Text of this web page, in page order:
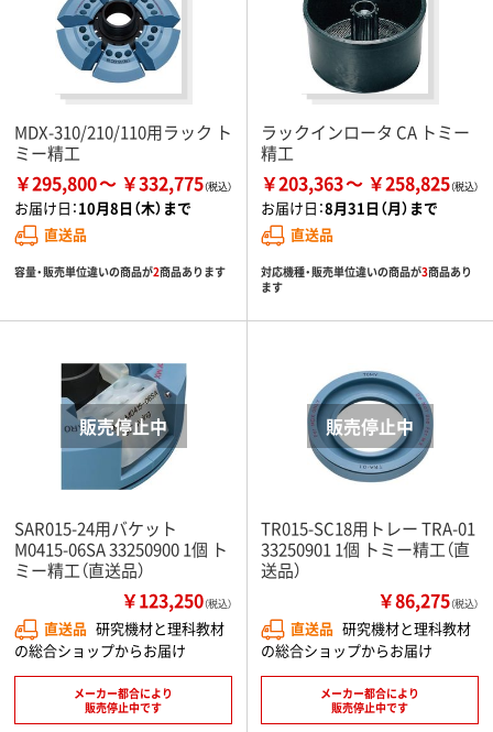
MDX-310/210/110用ラック ト
ミー精工
￥295,800 ￥332,775
お届け日：10月8日（木）まで
直送品
容量・販売単位違いの商品が2商品あります
ラックインロータ CA トミー
精工
￥203,363 ￥258,825
お届け日：8月31日（月）まで
直送品
対応機種・販売単位違いの商品が3商品あり
ます
SAR015-24用バケット
M0415-06SA 33250900 1個 ト
ミー精工（直送品）
￥123,250（税込）
直送品 研究機材と理科教材
の総合ショップからお届け
メーカー都合により
販売停止中です
TR015-SC18用トレー TRA-01
33250901 1個 トミー精工（直
送品）
￥86,275（税込）
直送品 研究機材と理科教材
の総合ショップからお届け
メーカー都合により
販売停止中です